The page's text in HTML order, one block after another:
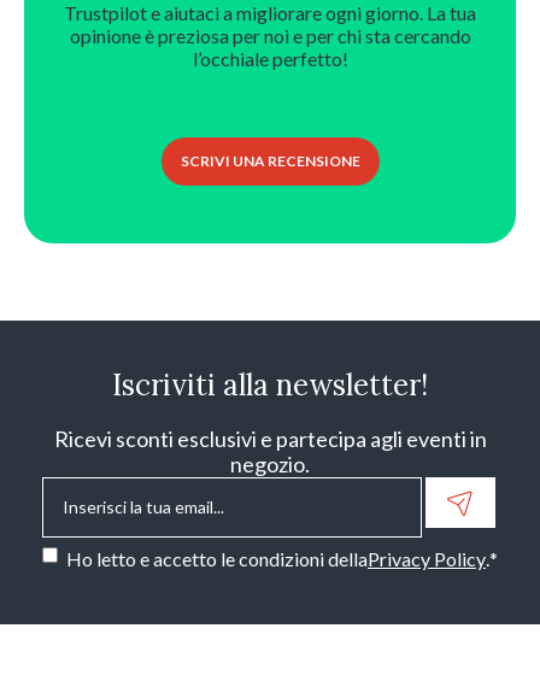
Trustpilot e aiutaci a migliorare ogni giorno. La tua
opinione è preziosa per noi e per chi sta cercando
l’occhiale perfetto!
SCRIVI UNA RECENSIONE
Iscriviti alla newsletter!
Ricevi sconti esclusivi e partecipa agli eventi in
negozio.
Email*
Consenso*
Ho letto e accetto le condizioni dellaPrivacy Policy.*